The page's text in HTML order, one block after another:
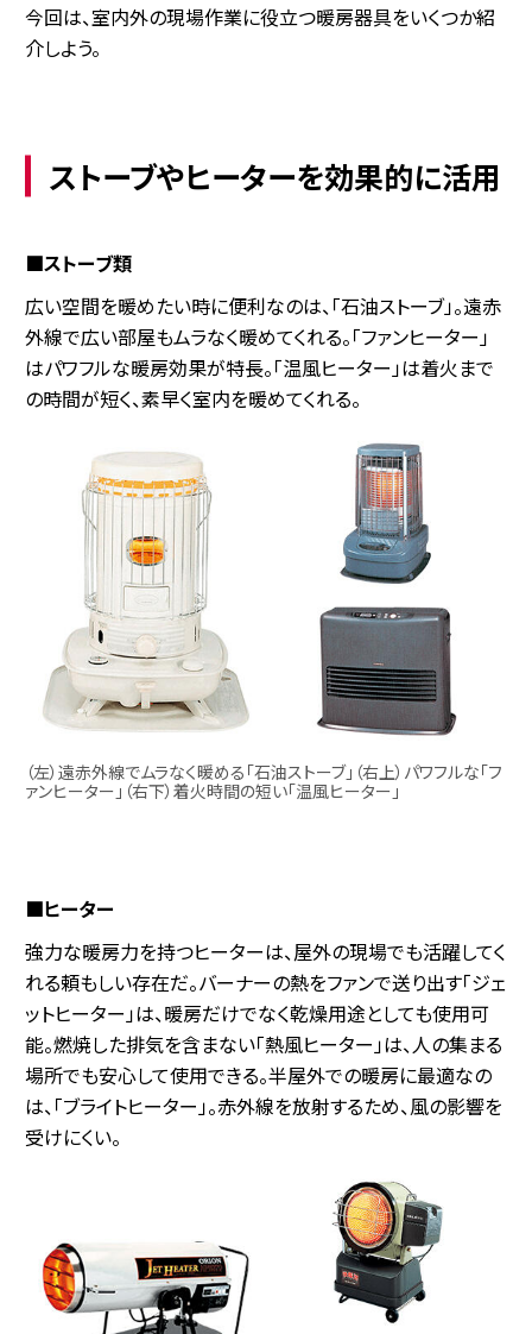
今回は、室内外の現場作業に役立つ暖房器具をいくつか紹
介しよう。
ストーブやヒーターを効果的に活用
■ストーブ類
広い空間を暖めたい時に便利なのは、「石油ストーブ」。遠赤
外線で広い部屋もムラなく暖めてくれる。「ファンヒーター」
はパワフルな暖房効果が特長。「温風ヒーター」は着火まで
の時間が短く、素早く室内を暖めてくれる。
（左）遠赤外線でムラなく暖める「石油ストーブ」（右上）パワフルな「フ
ァンヒーター」（右下）着火時間の短い「温風ヒーター」
■ヒーター
強力な暖房力を持つヒーターは、屋外の現場でも活躍してく
れる頼もしい存在だ。バーナーの熱をファンで送り出す「ジェ
ットヒーター」は、暖房だけでなく乾燥用途としても使用可
能。燃焼した排気を含まない「熱風ヒーター」は、人の集まる
場所でも安心して使用できる。半屋外での暖房に最適なの
は、「ブライトヒーター」。赤外線を放射するため、風の影響を
受けにくい。